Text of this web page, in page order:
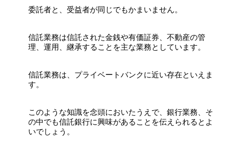
委託者と、受益者が同じでもかまいません。
信託業務は信託された金銭や有価証券、不動産の管
理、運用、継承することを主な業務としています。
信託業務は、プライベートバンクに近い存在といえま
す。
このような知識を念頭においたうえで、銀行業務、そ
の中でも信託銀行に興味があることを伝えられるとよ
いでしょう。